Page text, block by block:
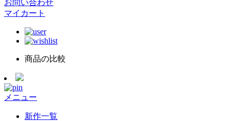
お問い合わせ
マイカート
商品の比較
メニュー
新作一覧